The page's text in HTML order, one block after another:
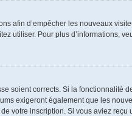
afin d’empêcher les nouveaux
utiliser. Pour plus d’informations,
soient corrects. Si la
exigeront également que les
votre inscription. Si vous aviez